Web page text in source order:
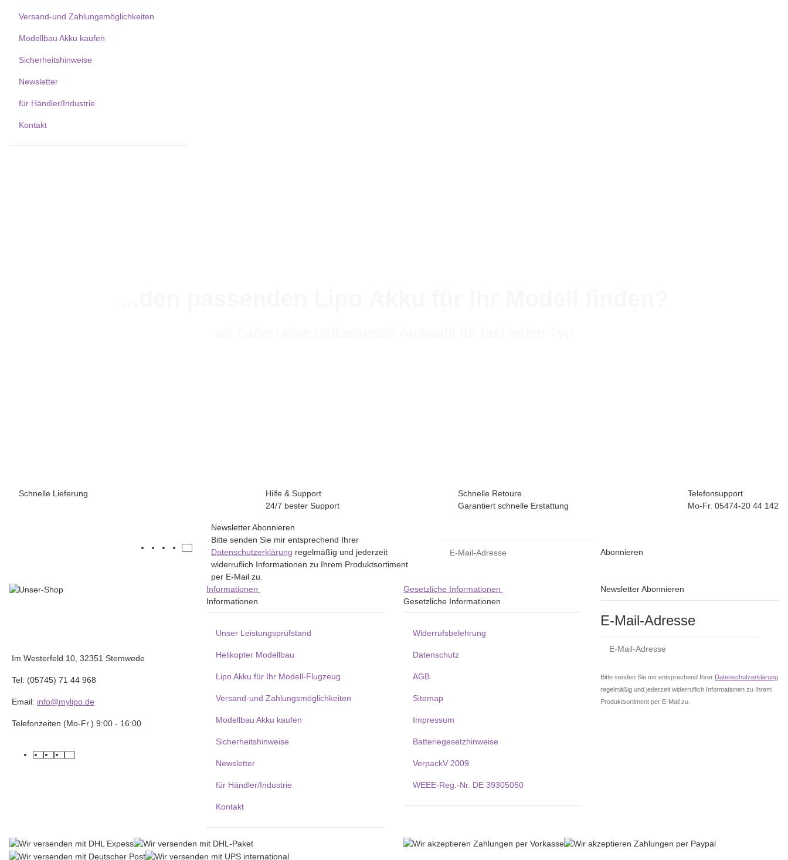
Versand-und Zahlungsmöglichkeiten
Modellbau Akku kaufen
Sicherheitshinweise
Newsletter
für Händler/Industrie
Kontakt
Schnelle Lieferung
Hilfe & Support
24/7 bester Support
Schnelle Retoure
Garantiert schnelle Erstattung
Telefonsupport
Mo-Fr. 05474-20 44 142
Newsletter Abonnieren
Bitte senden Sie mir entsprechend Ihrer
Datenschutzerklärung regelmäßig und jederzeit
widerruflich Informationen zu Ihrem Produktsortiment
per E-Mail zu.
Abonnieren
Im Westerfeld 10, 32351 Stemwede
Tel: (05745) 71 44 968
Email: info@mylipo.de
Telefonzeiten (Mo-Fr.) 9:00 - 16:00
facebook
youtube
instagram
tiktok
Informationen
Informationen
Unser Leistungsprüfstand
Helikopter Modellbau
Lipo Akku für Ihr Modell-Flugzeug
Versand-und Zahlungsmöglichkeiten
Modellbau Akku kaufen
Sicherheitshinweise
Newsletter
für Händler/Industrie
Kontakt
Gesetzliche Informationen
Gesetzliche Informationen
Widerrufsbelehrung
Datenschutz
AGB
Sitemap
Impressum
Batteriegesetzhinweise
VerpackV 2009
WEEE-Reg.-Nr. DE 39305050
Newsletter Abonnieren
E-Mail-Adresse
Bitte senden Sie mir entsprechend Ihrer Datenschutzerklärung
regelmäßig und jederzeit widerruflich Informationen zu Ihrem
Produktsortiment per E-Mail zu.